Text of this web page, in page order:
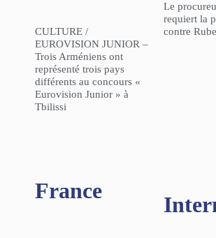
CULTURE /
EUROVISION JUNIOR –
Trois Arméniens ont
représenté trois pays
différents au concours «
Eurovision Junior » à
Tbilissi
Le
requiert la
contre
France